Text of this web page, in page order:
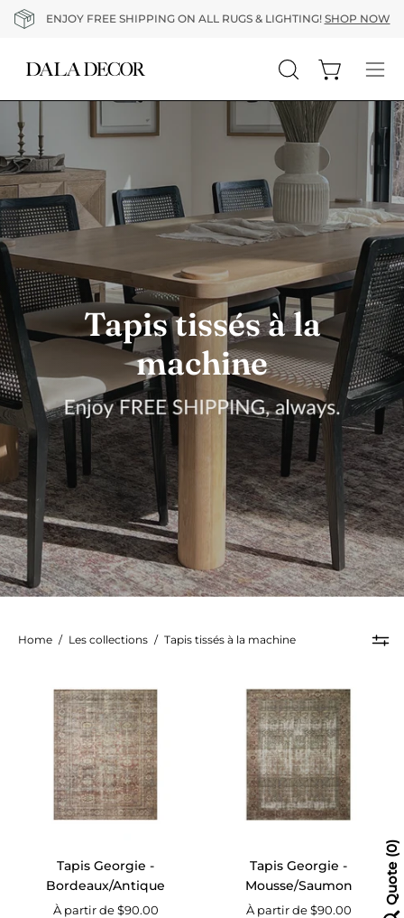
Aller
ENJOY FREE SHIPPING ON ALL RUGS & LIGHTING! SHOP NOW
Ouvrir
la
barre
de
recherche
Ouvrir le
le
de
Tapis tissés à la
machine
Home / Les collections / Tapis tissés à la machine
Georgie
-
Bordeaux/Antique
Tapis Georgie -
Bordeaux/Antique
À partir de $90.00
Georgie
-
Mousse/
Tapis Georgie -
Mousse/Saumon
À partir de $90.00
Quote
0